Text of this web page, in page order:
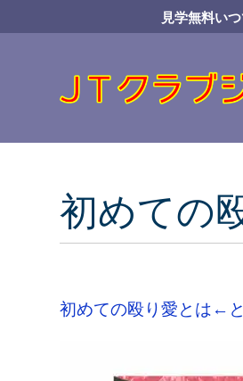
to
見学無料い
初めての
初めての殴り愛とは←